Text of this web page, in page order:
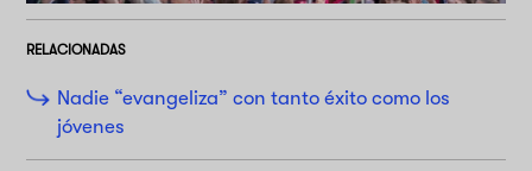
RELACIONADAS
Nadie “evangeliza” con tanto éxito como los
jóvenes